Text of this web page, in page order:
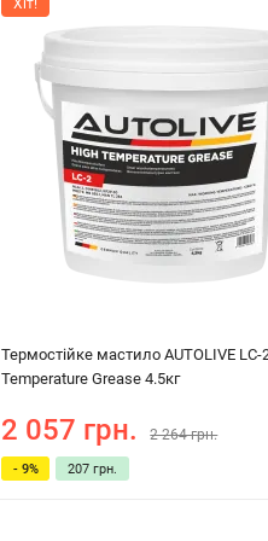
Термостійке мастило AUTOLIVE LC-
Temperature Grease 4.5кг
2 057 грн. 2 264 грн.
- 9% 207 грн.